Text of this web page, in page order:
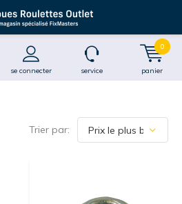
se connecter service panier
0
Trier par: